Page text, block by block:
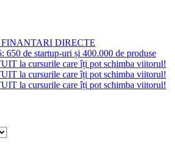
DIRECTE
650 de startup-uri și 400.000 de produse
la cursurile care îți pot schimba viitorul!
la cursurile care îți pot schimba viitorul!
la cursurile care îți pot schimba viitorul!